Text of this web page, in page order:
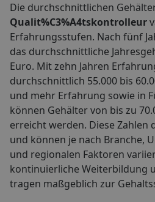
Die durchschnittlichen
Qualit%C3%A4tskontrolleur
Erfahrungsstufen. Nach fünf
das durchschnittliche
Euro. Mit zehn Jahren
durchschnittlich 55.000 bis
und mehr Erfahrung sowie in
können Gehälter von bis zu
erreicht werden. Diese Zahlen
und können je nach Branche,
und regionalen Faktoren
kontinuierliche Weiterbildung
tragen maßgeblich zur